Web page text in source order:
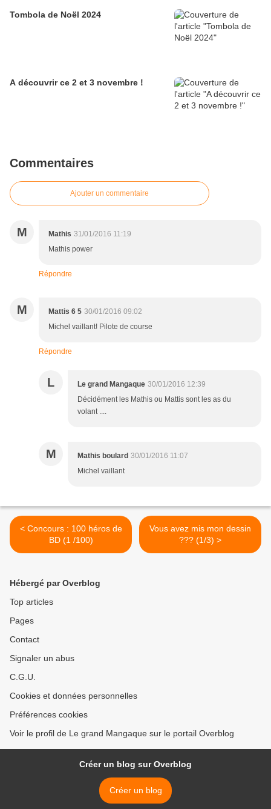
Tombola de Noël 2024
A découvrir ce 2 et 3 novembre !
Commentaires
Ajouter un commentaire
M Mathis 31/01/2016 11:19
Mathis power
Répondre
M Mattis 6 5 30/01/2016 09:02
Michel vaillant! Pilote de course
Répondre
L Le grand Mangaque 30/01/2016 12:39
Décidément les Mathis ou Mattis sont les as du
volant ....
M Mathis boulard 30/01/2016 11:07
Michel vaillant
< Concours : 100 héros de
BD (1 /100)
Vous avez mis mon dessin
??? (1/3) >
Hébergé par Overblog
Top articles
Pages
Contact
Signaler un abus
C.G.U.
Cookies et données personnelles
Préférences cookies
Voir le profil de Le grand Mangaque sur le portail Overblog
Créer un blog sur Overblog
Créer un blog